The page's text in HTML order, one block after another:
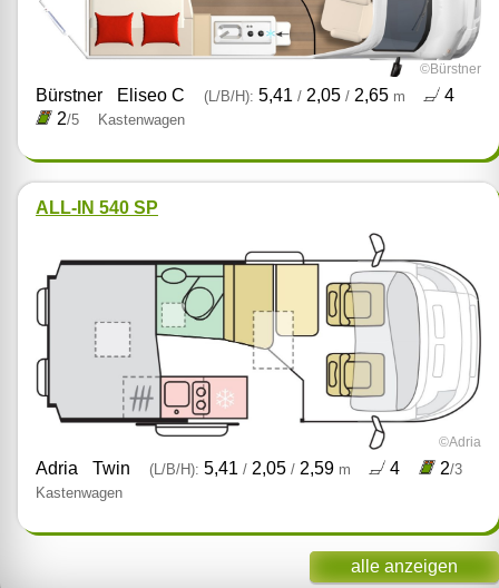
©Bürstner
Bürstner Eliseo C (L/B/H): 5,41 /2,05 /2,65 m
4
2/5 Kastenwagen
ALL-IN 540 SP
©Adria
Adria Twin (L/B/H): 5,41 /2,05 /2,59 m 4 2/3
Kastenwagen
alle anzeigen